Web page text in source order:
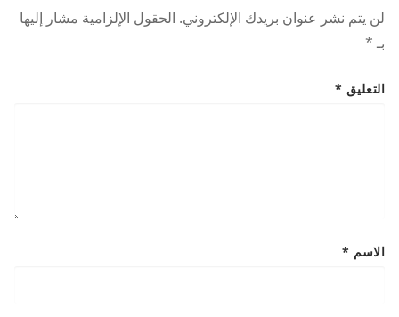
لن يتم نشر عنوان بريدك الإلكتروني. الحقول الإلزامية مشار إليها
بـ*
التعليق *
الاسم *